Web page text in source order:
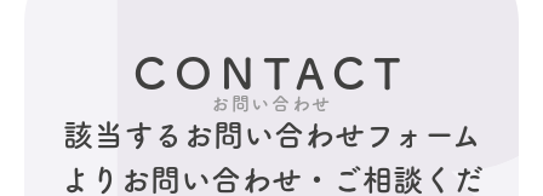
CONTACT
お問い合わせ
該当するお問い合わせフォーム
より お問い合わせ・ご相談くだ